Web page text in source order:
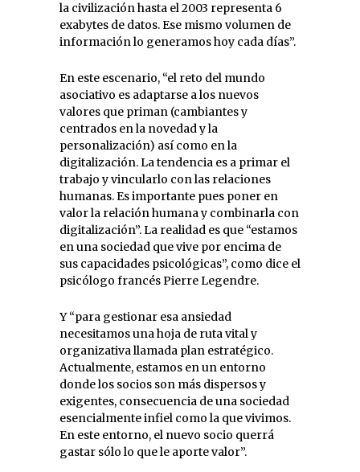
la civilización hasta el 2003 representa 6
exabytes de datos. Ese mismo volumen de
información lo generamos hoy cada días”.
En este escenario, “el reto del mundo
asociativo es adaptarse a los nuevos
valores que priman (cambiantes y
centrados en la novedad y la
personalización) así como en la
digitalización. La tendencia es a primar el
trabajo y vincularlo con las relaciones
humanas. Es importante pues poner en
valor la relación humana y combinarla con
digitalización”. La realidad es que “estamos
en una sociedad que vive por encima de
sus capacidades psicológicas”, como dice el
psicólogo francés Pierre Legendre.
Y “para gestionar esa ansiedad
necesitamos una hoja de ruta vital y
organizativa llamada plan estratégico.
Actualmente, estamos en un entorno
donde los socios son más dispersos y
exigentes, consecuencia de una sociedad
esencialmente infiel como la que vivimos.
En este entorno, el nuevo socio querrá
gastar sólo lo que le aporte valor”.